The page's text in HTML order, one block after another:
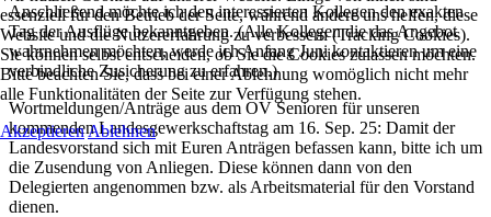
Anschließend möchte ich den interessierten Kollegen den exakten
Tag der Ausflüge bekanntgeben. (Alle Kollegen die das Angebot
wahrnehmen möchten, werde ich Anfang Juni kontaktieren um eine
verbindliche Zusicherung zu erfahren.)
Wortmeldungen/Anträge aus dem OV Senioren für unseren
kommenden Landesgewerkschaftstag am 16. Sep. 25: Damit der
Landesvorstand sich mit Euren Anträgen befassen kann, bitte ich um
die Zusendung von Anliegen. Diese können dann von den
Delegierten angenommen bzw. als Arbeitsmaterial für den Vorstand
dienen.
essenziell für den Betrieb der Seite, während andere uns helfen, diese
Website und die Nutzererfahrung zu verbessern (Tracking Cookies).
Sie können selbst entscheiden, ob Sie die Cookies zulassen möchten.
Bitte beachten Sie, dass bei einer Ablehnung womöglich nicht mehr
alle Funktionalitäten der Seite zur Verfügung stehen.
AkzeptierenAblehnen